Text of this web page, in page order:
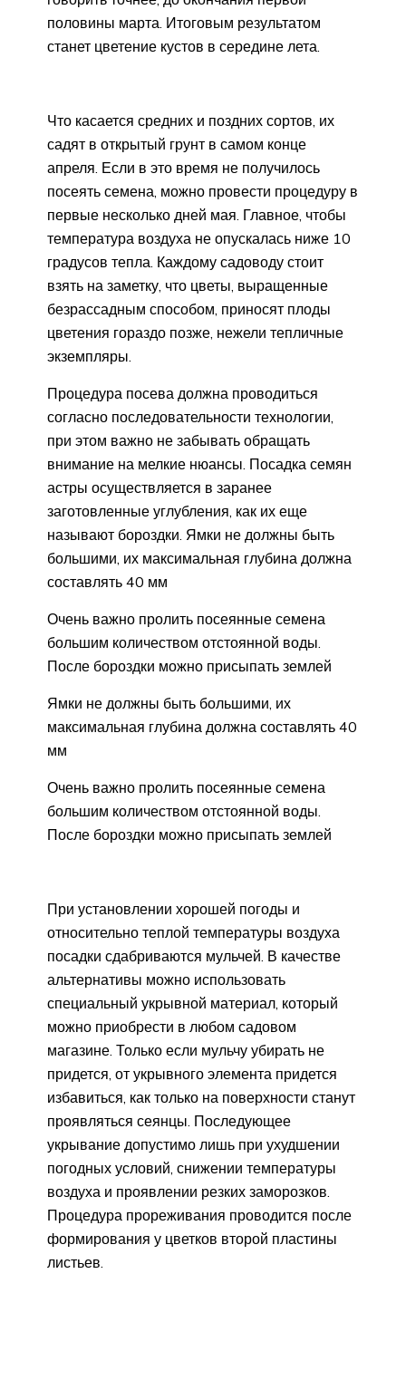
половины марта. Итоговым результатом
станет цветение кустов в середине лета.
Что касается средних и поздних сортов, их
садят в открытый грунт в самом конце
апреля. Если в это время не получилось
посеять семена, можно провести процедуру в
первые несколько дней мая. Главное, чтобы
температура воздуха не опускалась ниже 10
градусов тепла. Каждому садоводу стоит
взять на заметку, что цветы, выращенные
безрассадным способом, приносят плоды
цветения гораздо позже, нежели тепличные
экземпляры.
Процедура посева должна проводиться
согласно последовательности технологии,
при этом важно не забывать обращать
внимание на мелкие нюансы. Посадка семян
астры осуществляется в заранее
заготовленные углубления, как их еще
называют бороздки. Ямки не должны быть
большими, их максимальная глубина должна
составлять 40 мм
Очень важно пролить посеянные семена
большим количеством отстоянной воды.
После бороздки можно присыпать землей
Ямки не должны быть большими, их
максимальная глубина должна составлять 40
мм
Очень важно пролить посеянные семена
большим количеством отстоянной воды.
После бороздки можно присыпать землей
При установлении хорошей погоды и
относительно теплой температуры воздуха
посадки сдабриваются мульчей. В качестве
альтернативы можно использовать
специальный укрывной материал, который
можно приобрести в любом садовом
магазине. Только если мульчу убирать не
придется, от укрывного элемента придется
избавиться, как только на поверхности станут
проявляться сеянцы. Последующее
укрывание допустимо лишь при ухудшении
погодных условий, снижении температуры
воздуха и проявлении резких заморозков.
Процедура прореживания проводится после
формирования у цветков второй пластины
листьев.